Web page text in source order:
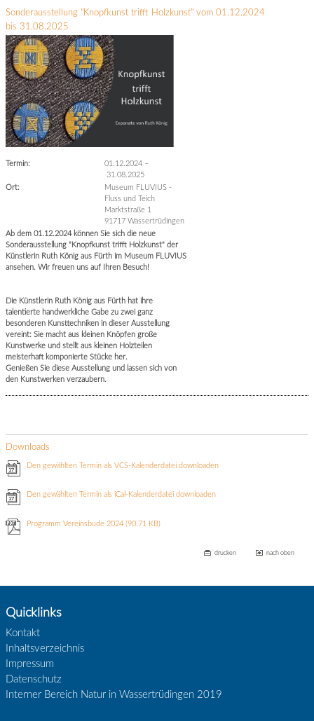
Sonderausstellung "Knopfkunst trifft Holzkunst" vom 01.12.2024
bis 31.08.2025
Termin: 01.12.2024 –
31.08.2025
Ort:
Museum FLUVIUS -
Fluss und Teich
Marktstraße 1
91717 Wassertrüdingen
Ab dem 01.12.2024 können Sie sich die neue
Sonderausstellung "Knopfkunst trifft Holzkunst" der
Künstlerin Ruth König aus Fürth im Museum FLUVIUS
ansehen. Wir freuen uns auf Ihren Besuch!
Die Künstlerin Ruth König aus Fürth hat ihre
talentierte handwerkliche Gabe zu zwei ganz
besonderen Kunsttechniken in dieser Ausstellung
vereint: Sie macht aus kleinen Knöpfen große
Kunstwerke und stellt aus kleinen Holzteilen
meisterhaft komponierte Stücke her.
Genießen Sie diese Ausstellung und lassen sich von
den Kunstwerken verzaubern.
Downloads
Den gewählten Termin als VCS-Kalenderdatei downloaden
Den gewählten Termin als iCal-Kalenderdatei downloaden
Programm Vereinsbude 2024(90.71 KB)
drucken nach oben
Quicklinks
Kontakt
Inhaltsverzeichnis
Impressum
Datenschutz
Interner Bereich Natur in Wassertrüdingen 2019